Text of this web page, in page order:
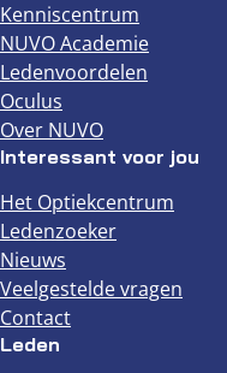
Kenniscentrum
NUVO Academie
Ledenvoordelen
Oculus
Over NUVO
Interessant voor jou
Het Optiekcentrum
Ledenzoeker
Nieuws
Veelgestelde vragen
Contact
Leden